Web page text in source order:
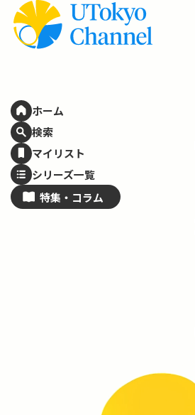
ホーム
検索
マイリスト
シリーズ一覧
特集・ コラム